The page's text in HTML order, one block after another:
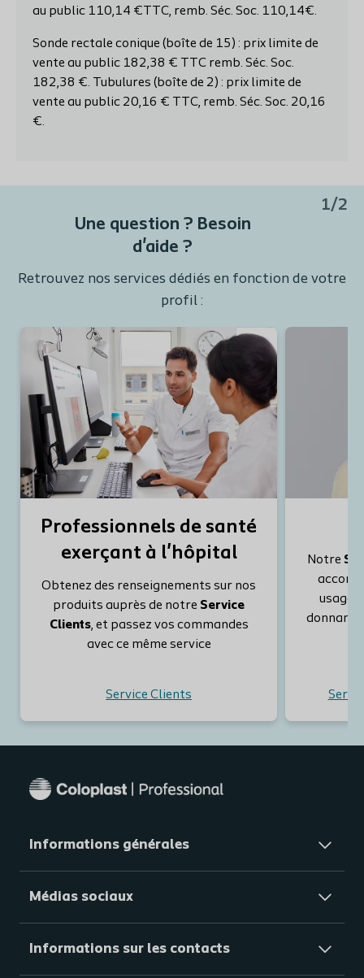
au public 110,14 €TTC, remb. Séc. Soc. 110,14€.
Sonde rectale conique (boîte de 15) : prix limite de
vente au public 182,38 € TTC remb. Séc. Soc.
182,38 €. Tubulures (boîte de 2) : prix limite de
vente au public 20,16 € TTC, remb. Séc. Soc. 20,16
€.
Une question ? Besoin
d'aide ?
1/2
Retrouvez nos services dédiés en fonction de votre
profil :
Professionnels de santé
exerçant à l'hôpital
Obtenez des renseignements sur nos
produits auprès de notre Service
Clients, et passez vos commandes
avec ce même service
Service Clients
Notre
usage
donnant
Informations générales​
Médias sociaux
Informations sur les contacts